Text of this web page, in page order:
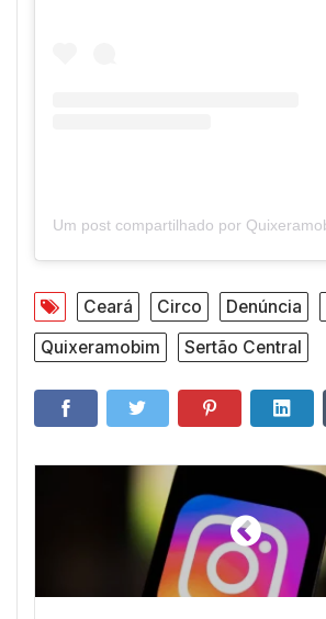
Ceará Circo Denúncia
Quixeramobim
Sertão Central